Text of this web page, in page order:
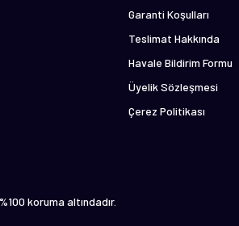
Garanti Koşulları
Teslimat Hakkında
Havale Bildirim Formu
Üyelik Sözleşmesi
Çerez Politikası
koruma altındadır.